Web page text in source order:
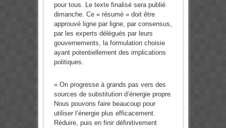
pour tous. Le texte finalisé sera publié
dimanche. Ce « résumé » doit être
approuvé ligne par ligne, par consensus,
par les experts délégués par leurs
gouvernements, la formulation choisie
ayant potentiellement des implications
politiques.
« On progresse à grands pas vers des
sources de substitution d’énergie propre.
Nous pouvons faire beaucoup pour
utiliser l’énergie plus efficacement.
Réduire, puis en finir définitivement